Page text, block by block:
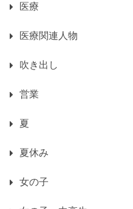
医療
医療関連人物
吹き出し
営業
夏
夏休み
女の子